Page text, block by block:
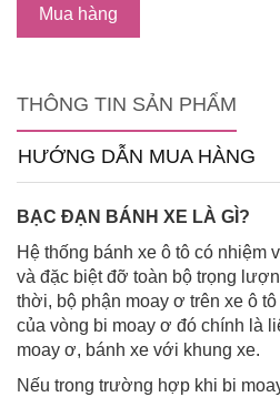
Mua hàng
THÔNG TIN SẢN PHẨM
HƯỚNG DẪN MUA HÀNG
BẠC ĐẠN BÁNH XE LÀ GÌ?
Hệ thống bánh xe ô tô có nhiệm
và đặc biệt đỡ toàn bộ trọng
thời, bộ phận moay ơ trên xe ô
của vòng bi moay ơ đó chính là
moay ơ, bánh xe với khung xe.
Nếu trong trường hợp khi bi